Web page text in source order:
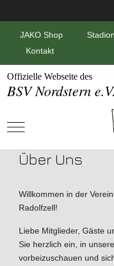
JAKO Shop
Kontakt
Offizielle Webseite des
BSV Nordstern
Mobile Menu Toggle
Über Uns
Willkommen in der
Radolfzell!
Liebe Mitglieder, Gäste
Sie herzlich ein, in
vorbeizuschauen und